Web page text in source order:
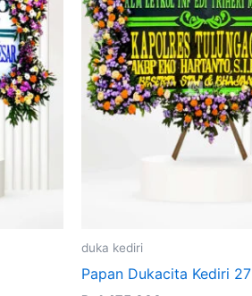
duka kediri
Papan Dukacita Kediri 27